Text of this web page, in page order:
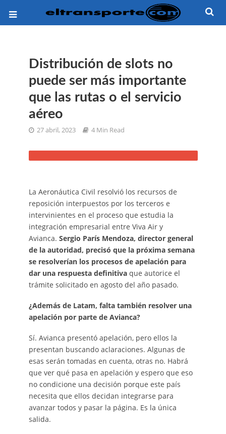
Distribución de slots no
puede ser más importante
que las rutas o el servicio
aéreo
27 abril, 2023 4 Min Read
La Aeronáutica Civil resolvió los recursos de
reposición interpuestos por los terceros e
intervinientes en el proceso que estudia la
integración empresarial entre Viva Air y
Avianca. Sergio París Mendoza, director general
de la autoridad, precisó que la próxima semana
se resolverían los procesos de apelación para
dar una respuesta definitivaque autorice el
trámite solicitado en agosto del año pasado.
¿Además de Latam, falta también resolver una
apelación por parte de Avianca?
Sí. Avianca presentó apelación, pero ellos la
presentan buscando aclaraciones. Algunas de
esas serán tomadas en cuenta, otras no. Habrá
que ver qué pasa en apelación y espero que eso
no condicione una decisión porque este país
necesita que ellos decidan integrarse para
avanzar todos y pasar la página. Es la única
salida.